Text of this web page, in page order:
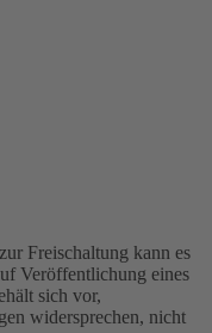
Freischaltung kann es
Veröffentlichung eines
sich vor,
widersprechen, nicht